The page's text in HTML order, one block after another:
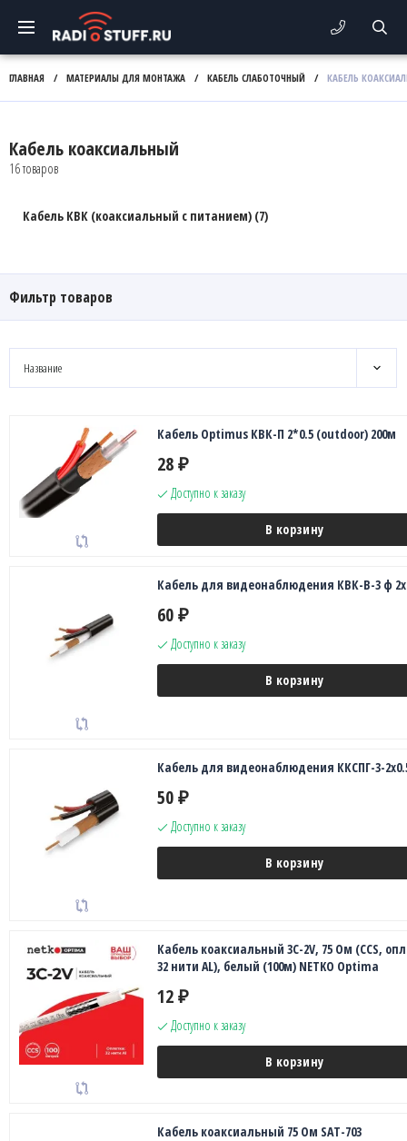
ГЛАВНАЯ / МАТЕРИАЛЫ ДЛЯ МОНТАЖА / КАБЕЛЬ СЛАБОТОЧНЫЙ / КАБЕЛЬ
Кабель коаксиальный
16 товаров
Кабель КВК (коаксиальный с питанием) (7)
Фильтр товаров
Название
Кабель Optimus КВК-П 2*0.5 (outdoor) 200м
28 ₽
Доступно к заказу
В корзину
Кабель для видеонаблюдения КВК-В-3 ф
60 ₽
Доступно к заказу
В корзину
Кабель для видеонаблюдения ККСПГ-3-
50 ₽
Доступно к заказу
В корзину
Кабель коаксиальный 3C-2V, 75 Ом (CCS,
32 нити AL), белый (100м) NETKO Optima
12 ₽
Доступно к заказу
В корзину
Кабель коаксиальный 75 Ом SAT-703